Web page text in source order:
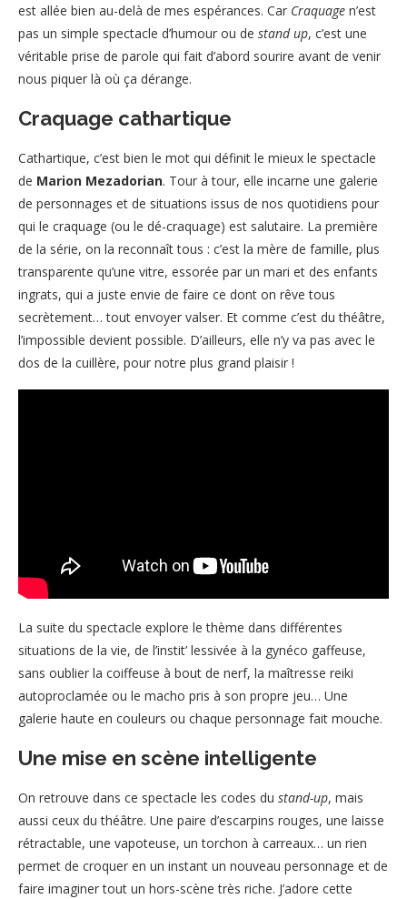
est allée bien au-delà de mes espérances. Car Craquage n’est
pas un simple spectacle d’humour ou de stand up, c’est une
véritable prise de parole qui fait d’abord sourire avant de venir
nous piquer là où ça dérange.
Craquage cathartique
Cathartique, c’est bien le mot qui définit le mieux le spectacle
de Marion Mezadorian. Tour à tour, elle incarne une galerie
de personnages et de situations issus de nos quotidiens pour
qui le craquage (ou le dé-craquage) est salutaire. La première
de la série, on la reconnaît tous : c’est la mère de famille, plus
transparente qu’une vitre, essorée par un mari et des enfants
ingrats, qui a juste envie de faire ce dont on rêve tous
secrètement… tout envoyer valser. Et comme c’est du théâtre,
l’impossible devient possible. D’ailleurs, elle n’y va pas avec le
dos de la cuillère, pour notre plus grand plaisir !
La suite du spectacle explore le thème dans différentes
situations de la vie, de l’instit’ lessivée à la gynéco gaffeuse,
sans oublier la coiffeuse à bout de nerf, la maîtresse reiki
autoproclamée ou le macho pris à son propre jeu… Une
galerie haute en couleurs ou chaque personnage fait mouche.
Une mise en scène intelligente
On retrouve dans ce spectacle les codes du stand-up, mais
aussi ceux du théâtre. Une paire d’escarpins rouges, une laisse
rétractable, une vapoteuse, un torchon à carreaux… un rien
permet de croquer en un instant un nouveau personnage et de
faire imaginer tout un hors-scène très riche. J’adore cette